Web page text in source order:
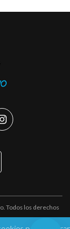
Todos los derechos